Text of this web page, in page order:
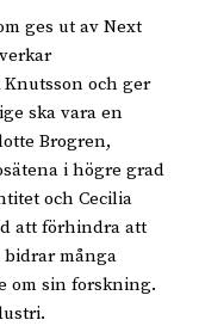
ges ut av Next
och ger
ska vara en
Brogren,
i högre grad
och Cecilia
att förhindra att
bidrar många
om sin forskning.